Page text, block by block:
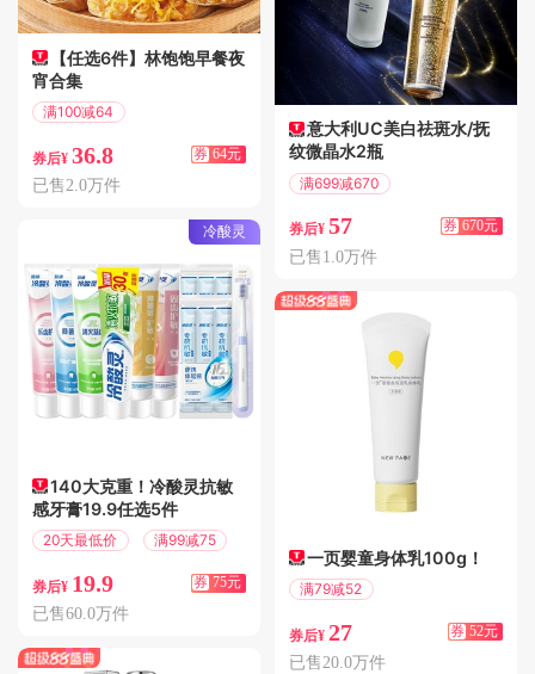
【任选6件】林饱饱早餐夜
宵合集
满100减64
券后¥ 36.8 券 64元
已售2.0万件
冷酸灵
140大克重！冷酸灵抗敏
感牙膏19.9任选5件
20天最低价 满99减75
券后¥ 19.9 券 75元
已售60.0万件
意大利UC美白祛斑水/抚
纹微晶水2瓶
满699减670
券后¥ 57 券 670元
已售1.0万件
一页婴童身体乳100g！
满79减52
券后¥ 27 券 52元
已售20.0万件